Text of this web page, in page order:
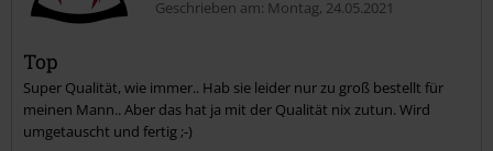
Kommentar jetzt abschicken!
Geschrieben am: Montag, 24.05.2021
Top
Super Qualität, wie immer.. Hab sie leider nur zu groß bestellt für
meinen Mann.. Aber das hat ja mit der Qualität nix zutun. Wird
umgetauscht und fertig ;-)